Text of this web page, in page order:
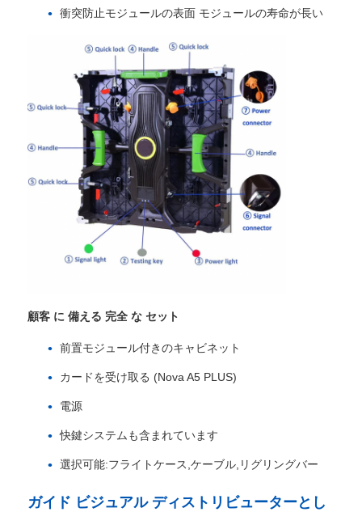
屋外用LEDディスプレイボード
屋外の導かれた看板
衝突防止モジュールの表面 モジュールの寿命が長い
顧客 に 備える 完全 な セット
前置モジュール付きのキャビネット
カードを受け取る (Nova A5 PLUS)
電源
快鍵システムも含まれています
選択可能:フライトケース,ケーブル,リグリングバー
ガイド ビジュアル ディストリビューターとし